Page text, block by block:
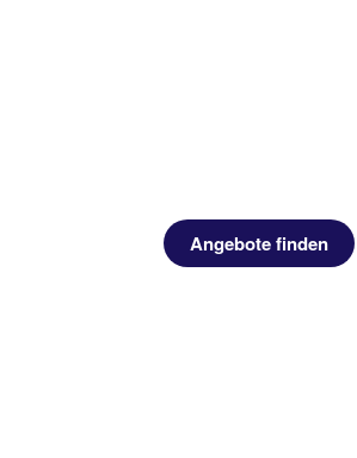
Angebote finden